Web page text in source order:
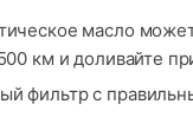
масло
км и доливайте
фильтр с